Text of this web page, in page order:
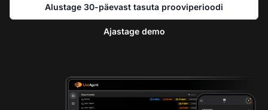
Alustage 30-päevast tasuta prooviperioodi
Ajastage demo